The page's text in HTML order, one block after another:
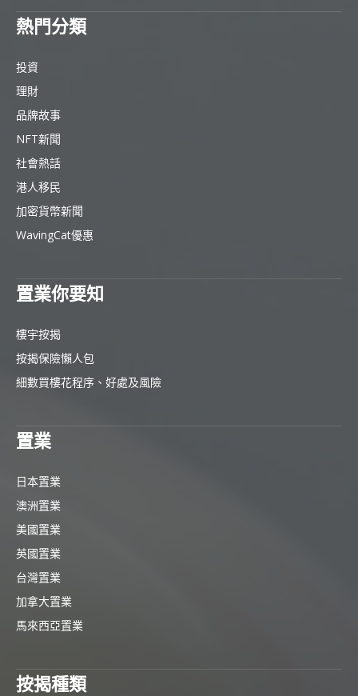
熱門分類
投資
理財
品牌故事
NFT新聞
社會熱話
港人移民
加密貨幣新聞
WavingCat優惠
置業你要知
樓宇按揭
按揭保險懶人包
細數買樓花程序、好處及風險
置業
日本置業
澳洲置業
美國置業
英國置業
台灣置業
加拿大置業
馬來西亞置業
按揭種類